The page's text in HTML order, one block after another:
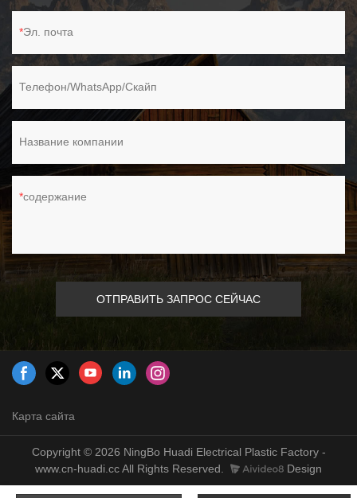
Эл. почта
Телефон/WhatsApp/Скайп
Название компании
содержание
ОТПРАВИТЬ ЗАПРОС СЕЙЧАС
Карта сайта
Copyright © 2026 NingBo Huadi Electrical Plastic Factory -
www.cn-huadi.cc All Rights Reserved.
Design